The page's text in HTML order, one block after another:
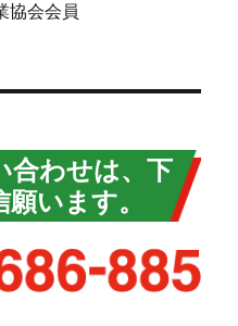
協会会員
合わせは、下
います。